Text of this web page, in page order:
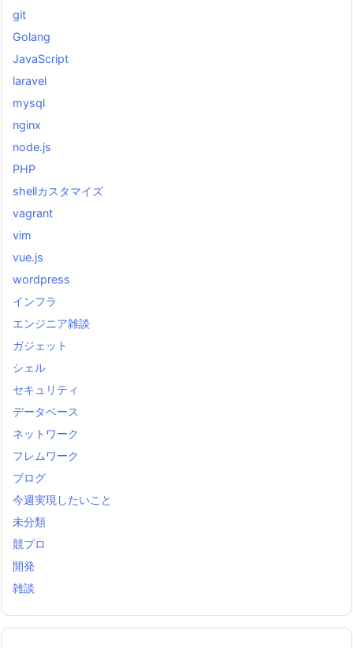
git
Golang
JavaScript
laravel
mysql
nginx
node.js
PHP
shellカスタマイズ
vagrant
vim
vue.js
wordpress
インフラ
エンジニア雑談
ガジェット
シェル
セキュリティ
データベース
ネットワーク
フレムワーク
ブログ
今週実現したいこと
未分類
競プロ
開発
雑談